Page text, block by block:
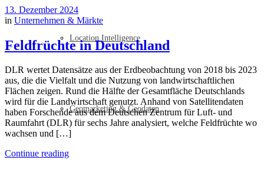
Location Intelligence
Geomarketing & Geodaten
13. Dezember 2024
in Unternehmen & Märkte
Feldfrüchte in Deutschland
DLR wertet Datensätze aus der Erdbeobachtung von 2018 bis 2023
aus, die die Vielfalt und die Nutzung von landwirtschaftlichen
Flächen zeigen. Rund die Hälfte der Gesamtfläche Deutschlands
wird für die Landwirtschaft genutzt. Anhand von Satellitendaten
haben Forschende aus dem Deutschen Zentrum für Luft- und
Raumfahrt (DLR) für sechs Jahre analysiert, welche Feldfrüchte wo
wachsen und […]
Continue reading